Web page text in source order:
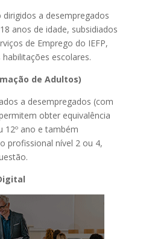
a desempregados
anos de idade, subsidiados
de Emprego do IEFP,
escolares.
de Adultos)
a desempregados (com
obter equivalência
12º ano e também
profissional nível 2 ou 4,